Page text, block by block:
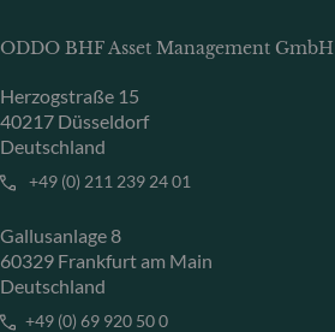
ODDO BHF Asset Management GmbH
Herzogstraße 15
40217 Düsseldorf
Deutschland
+49 (0) 211 239 24 01
Gallusanlage 8
60329 Frankfurt am Main
Deutschland
+49 (0) 69 920 50 0